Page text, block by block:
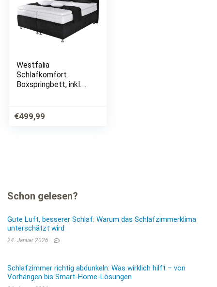
Westfalia
Schlafkomfort
Boxspringbett, inkl.
€499,99
Schon gelesen?
Gute Luft, besserer Schlaf: Warum das Schlafzimmerklima
unterschätzt wird
24. Januar 2026
Schlafzimmer richtig abdunkeln: Was wirklich hilft – von
Vorhängen bis Smart-Home-Lösungen